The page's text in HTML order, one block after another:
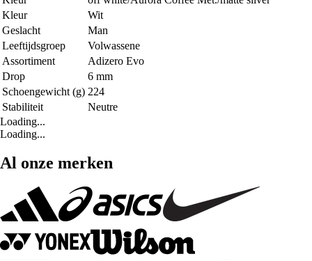
Kleur
Wit
Geslacht
Man
Leeftijdsgroep
Volwassene
Assortiment
Adizero Evo
Drop
6 mm
Schoengewicht (g) 224
Stabiliteit
Neutre
Loading...
Loading...
Al onze merken